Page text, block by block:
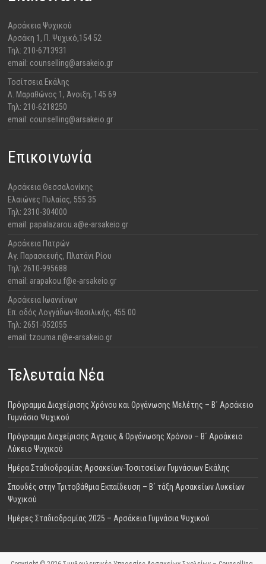
Αρσάκεια Ψυχικού
​Αρσάκη 1, Π. Ψυχικό,154 52
Τηλ: 210-6713931
email: counselling@arsakeio.gr
Τοσίτσεια Εκάλης
Λ. Μαραθώνος 1, Άνοιξη, 145 69
Τηλ: 210-6218250
email: counselling@arsakeio.gr
Επικοινωνία
Αρσάκεια Θεσσαλονίκης
​Ελαιώνες Πυλαίας, 555 35
Τηλ: 2310-304000
email: papalazarou.a@e-arsakeio.gr
Αρσάκεια Πατρών
​Αγ. Παρασκευής, Πλατάνι Ρίου
Τηλ: 2610-995688
email: arapakou.f@e-arsakeio.gr
Αρσάκεια Ιωαννίνων
Επ. οδός Λογγάδων-Βασιλικής, 455 00
Τηλ: 2651-052055
email: tzouma.n@e-arsakeio.gr
Τελευταία Νέα
Πρόγραμμα Διαχείρισης Χρόνου και Οργάνωσης Μελέτης – Β΄ Αρσάκειο
Γυμνάσιο Ψυχικού
Πρόγραμμα Διαχείρισης Άγχους & Οργάνωσης Χρόνου – Β΄ Αρσάκειο
Λύκειο Ψυχικού
Ημέρα Σταδιοδρομίας Αρσακείων-Τοσιτσείων Γυμνάσιων Εκάλης
Σπουδές στην Τριτοβάθμια Εκπαίδευση – Β΄ τάξη Αρσακείων Λυκείων
Ψυχικού
Ημέρες Σταδιοδρομίας 2025 – Αρσάκεια Γυμνάσια Ψυχικού